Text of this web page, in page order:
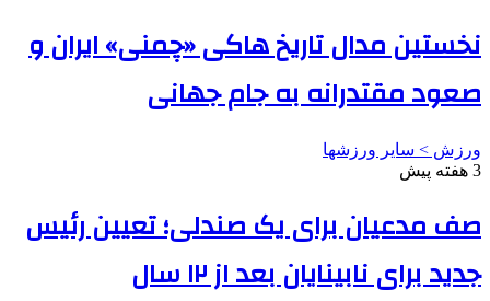
نخستین مدال تاریخ هاکی «چمنی» ایران و
صعود مقتدرانه به جام جهانی
ورزش > سایر ورزشها
3 هفته پیش
صف مدعیان برای یک صندلی؛ تعیین رئیس
جدید برای نابینایان بعد از ۱۲ سال